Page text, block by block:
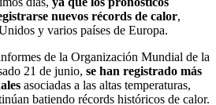
nuevos récords de calor,
y varios países de Europa.
de la Organización Mundial de la
21 de junio, se han registrado más
asociadas a las altas temperaturas,
batiendo récords históricos de calor.